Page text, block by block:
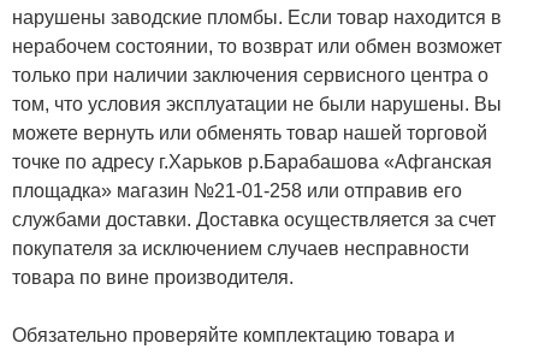
нарушены заводские пломбы. Если товар находится в
нерабочем состоянии, то возврат или обмен возможет
только при наличии заключения сервисного центра о
том, что условия эксплуатации не были нарушены. Вы
можете вернуть или обменять товар нашей торговой
точке по адресу г.Харьков р.Барабашова «Афганская
площадка» магазин №21-01-258 или отправив его
службами доставки. Доставка осуществляется за счет
покупателя за исключением случаев несправности
товара по вине производителя.
Обязательно проверяйте комплектацию товара и